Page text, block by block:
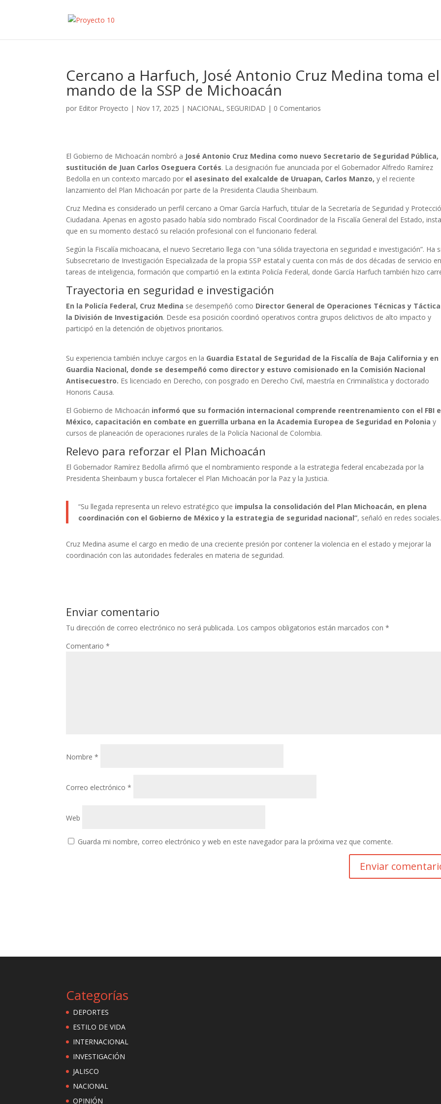
Cercano a Harfuch, José Antonio Cruz Medina toma el
mando de la SSP de Michoacán
por Editor Proyecto | Nov 17, 2025 | NACIONAL, SEGURIDAD | 0 Comentarios
El Gobierno de Michoacán nombró a José Antonio Cruz Medina como nuevo Secretario de Seguridad Pública,
sustitución de Juan Carlos Oseguera Cortés. La designación fue anunciada por el Gobernador Alfredo Ramírez
Bedolla en un contexto marcado por el asesinato del exalcalde de Uruapan, Carlos Manzo,y el reciente
lanzamiento del Plan Michoacán por parte de la Presidenta Claudia Sheinbaum.
Cruz Medina es considerado un perfil cercano a Omar García Harfuch, titular de la Secretaría de Seguridad y
Ciudadana. Apenas en agosto pasado había sido nombrado Fiscal Coordinador de la Fiscalía General del Estado,
que en su momento destacó su relación profesional con el funcionario federal.
Según la Fiscalía michoacana, el nuevo Secretario llega con “una sólida trayectoria en seguridad e investigación”. Ha
Subsecretario de Investigación Especializada de la propia SSP estatal y cuenta con más de dos décadas de servicio
tareas de inteligencia, formación que compartió en la extinta Policía Federal, donde García Harfuch también hizo
Trayectoria en seguridad e investigación
En la Policía Federal, Cruz Medina se desempeñó como Director General de Operaciones Técnicas y
la División de Investigación. Desde esa posición coordinó operativos contra grupos delictivos de alto impacto y
participó en la detención de objetivos prioritarios.
Su experiencia también incluye cargos en la Guardia Estatal de Seguridad de la Fiscalía de Baja California y en
Guardia Nacional, donde se desempeñó como director y estuvo comisionado en la Comisión Nacional
Antisecuestro. Es licenciado en Derecho, con posgrado en Derecho Civil, maestría en Criminalística y doctorado
Honoris Causa.
El Gobierno de Michoacán informó que su formación internacional comprende reentrenamiento con el FBI
México, capacitación en combate en guerrilla urbana en la Academia Europea de Seguridad en Polonia y
cursos de planeación de operaciones rurales de la Policía Nacional de Colombia.
Relevo para reforzar el Plan Michoacán
El Gobernador Ramírez Bedolla afirmó que el nombramiento responde a la estrategia federal encabezada por la
Presidenta Sheinbaum y busca fortalecer el Plan Michoacán por la Paz y la Justicia.
“Su llegada representa un relevo estratégico que impulsa la consolidación del Plan Michoacán, en plena
coordinación con el Gobierno de México y la estrategia de seguridad nacional”, señaló en redes sociales.
Cruz Medina asume el cargo en medio de una creciente presión por contener la violencia en el estado y mejorar la
coordinación con las autoridades federales en materia de seguridad.
Enviar comentario
Tu dirección de correo electrónico no será publicada. Los campos obligatorios están marcados con*
Comentario*
Nombre*
Correo electrónico*
Web
Guarda mi nombre, correo electrónico y web en este navegador para la próxima vez que comente.
Categorías
DEPORTES
ESTILO DE VIDA
INTERNACIONAL
INVESTIGACIÓN
JALISCO
NACIONAL
OPINIÓN